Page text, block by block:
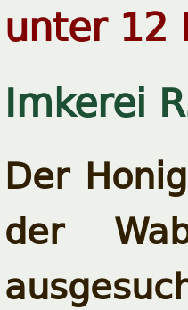
unter 12
Imkerei
Der
der